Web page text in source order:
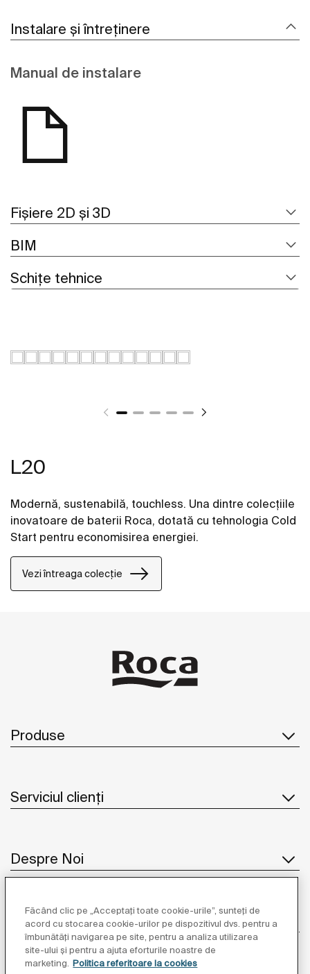
Instalare și întreținere
Manual de instalare
Fișiere 2D și 3D
BIM
Schițe tehnice
L20
Modernă, sustenabilă, touchless. Una dintre colecțiile
inovatoare de baterii Roca, dotată cu tehnologia Cold
Start pentru economisirea energiei.
Vezi întreaga colecție
Produse
Serviciul clienți
Despre Noi
Inspirație
Unde să ne găsiți
Făcând clic pe „Acceptați toate cookie-urile”, sunteți de
acord cu stocarea cookie-urilor pe dispozitivul dvs. pentru a
îmbunătăți navigarea pe site, pentru a analiza utilizarea
site-ului și pentru a ajuta eforturile noastre de
marketing. Politica referitoare la cookies